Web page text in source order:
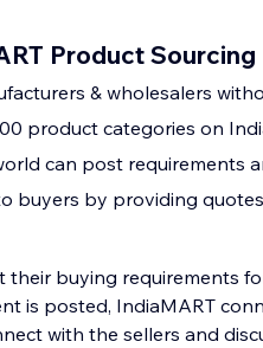
Product Sourcing
& wholesalers
product categories on
can post requirements
buyers by providing
buying requirements
is posted, IndiaMART
with the sellers and